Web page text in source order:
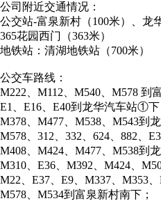
公司附近交通情况：
公交站-富泉新村（100米）、龙
365花园西门（363米）
地铁站：清湖地铁站（700米）
公交车路线：
M222、M112、M540、M578 到
E1、E16、E40到龙华汽车站①下
M378、M477、M538、M543到
M578、312、332、624、882、
M408、M424、M477、M538到
M310、E36、M392、M424、
M22、E37、E9、M337、M353
M578、M534到富泉新村南下；